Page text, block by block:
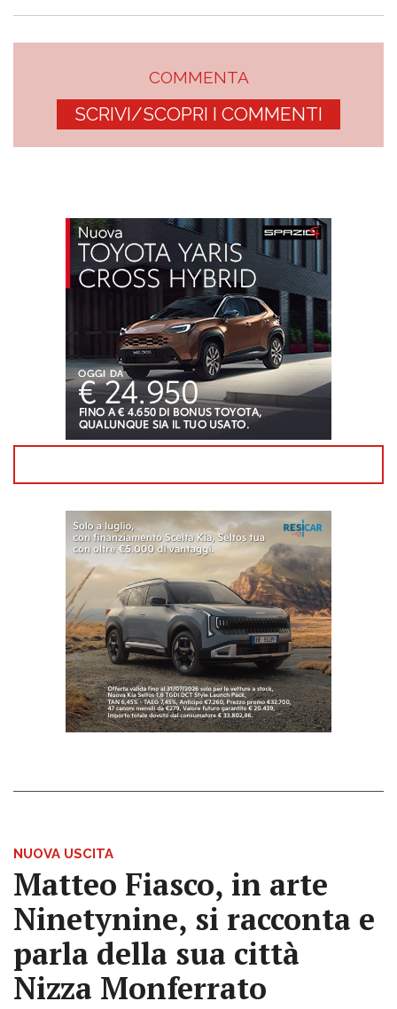
COMMENTA
SCRIVI/SCOPRI I COMMENTI
NUOVA USCITA
Matteo Fiasco, in arte
Ninetynine, si racconta e
parla della sua città
Nizza Monferrato